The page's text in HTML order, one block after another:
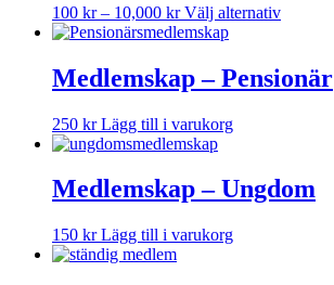
100 kr – 10,000 krPrisintervall:
100 kr
10,000 kr
Välj alternativDen
flera
kan
väljas
Medlemskap – Pensionär
250 kr Lägg till i varukorg
Medlemskap – Ungdom
150 kr Lägg till i varukorg